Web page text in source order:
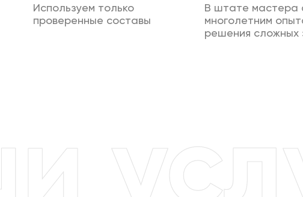
Используем только
проверенные составы
В штате мастера
многолетним
решения сложных